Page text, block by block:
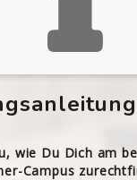
wie Du Dich am
Campus